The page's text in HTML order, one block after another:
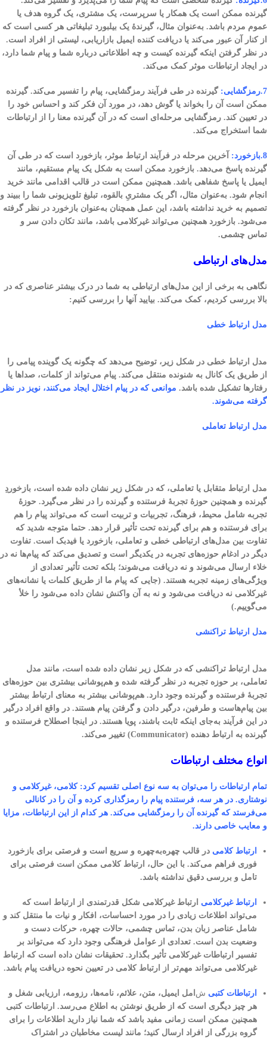
گیرنده ممکن است یک همکار یا سرپرست، یک مشتری، یک گروه هدف یا
عموم مردم باشد. به‌عنوان مثال، گیرندهٔ یک بیلبورد تبلیغاتی هر کسی است که
از کنار آن عبور می‌کند یا دریافت کننده ایمیل بازاریابی، لیستی از افراد است.
در نظر گرفتن اینکه گیرنده کیست و چه اطلاعاتی درباره شما و پیام شما دارد،
در ایجاد ارتباطات موثر کمک می‌کند.
7.رمزگشایی:
گیرنده در طی فرآیند رمزگشایی، پیام را تفسیر می‌کند. گیرنده
ممکن است آن را بخواند یا گوش دهد، در مورد آن فکر کند و احساس خود را
در تعیین کند. رمزگشایی مرحله‌ای است که در آن گیرنده معنا را از ارتباطات
شما استخراج می‌کند.
8.بازخورد:
آخرین مرحله در فرآیند ارتباط موثر، بازخورد است که در طی آن
گیرنده پاسخ می‌دهد. بازخورد ممکن است به شکل یک پیام مستقیم، مانند
ایمیل یا پاسخ شفاهی باشد. همچنین ممکن است در قالب اقدامی مانند خرید
انجام شود. به‌عنوان مثال، اگر یک مشتریِ بالقوه، تبلیغ تلویزیونی شما را ببیند و
تصمیم به خرید نداشته باشد، این عمل همچنان به‌عنوان بازخورد در نظر گرفته
می‌شود. بازخورد همچنین می‌تواند غیرکلامی باشد، مانند تکان دادن سر و
تماس چشمی.
مدل‌های ارتباطی
نگاهی به برخی از این مدل‌های ارتباطی به شما در درک بیشتر عناصری که در
بالا بررسی کردیم، کمک می‌کند. بیایید آنها را بررسی کنیم:
مدل ارتباط خطی
مدل ارتباط خطی در شکل زیر، توضیح می‌دهد که چگونه یک گوینده پیامی را
از طریق یک کانال به شنونده منتقل می‌کند. پیام می‌تواند از کلمات، صداها یا
رفتارها تشکیل شده باشد. موانعی که در پیام اختلال ایجاد می‌کنند، نویز در نظر
گرفته می‌شوند.
مدل ارتباط تعاملی
مدل ارتباط متقابل یا تعاملی، که در شکل زیر نشان داده شده است، بازخوردِ
گیرنده و همچنین حوزهٔ تجربهٔ فرستنده و گیرنده را در نظر می‌گیرد. حوزهٔ
تجربه شامل محیط، فرهنگ، تجربیات و تربیت است که می‌تواند پیام را هم
برای فرستنده و هم برای گیرنده تحت تأثیر قرار دهد. حتما متوجه شدید که
تفاوت بین مدل‌های ارتباطی خطی و تعاملی، بازخورد یا فیدبک است. تفاوت
دیگر در ادغام حوزه‌های تجربه در یکدیگر است و تصدیق می‌کند که پیام‌ها نه در
خلاء ارسال می‌شوند و نه دریافت می‌شوند؛ بلکه تحت تأثیر تعدادی از
ویژگی‌های زمینه تجربه هستند. (جایی که پیام ما از طریق کلمات یا نشانه‌های
غیرکلامی نه دریافت می‌شود و نه به آن واکنش نشان داده می‌شود را خلأ
می‌گوییم.)
مدل ارتباط تراکنشی
مدل ارتباط تراکنشی که در شکل زیر نشان داده شده است، مانند مدل
تعاملی، بر حوزه تجربه در نظر گرفته شده و هم‌پوشانی بیشتری بین حوزه‌های
تجربهٔ فرستنده و گیرنده وجود دارد. هم‌پوشانی بیشتر به معنای ارتباط بیشتر
بین پیام‌هاست و طرفین، درگیر دادن و گرفتن پیام هستند. در واقع افراد درگیر
در این فرآیند به‌جای اینکه ثابت باشند، پویا هستند. در اینجا اصطلاح فرستنده و
گیرنده به ارتباط دهنده (Communicator) تغییر می‌کند.
انواع مختلف ارتباطات
تمام ارتباطات را می‌توان به سه نوع اصلی تقسیم کرد: کلامی، غیرکلامی و
نوشتاری. در هر سه، فرستنده پیام را رمزگذاری کرده و آن را در کانالی
می‌فرستد که گیرنده آن را رمزگشایی می‌کند. هر کدام از این ارتباطات، مزایا
و معایب خاصی دارند.
ارتباط کلامی در قالب چهره‌به‌چهره و سریع است و فرصتی برای بازخورد
فوری فراهم می‌کند. با این حال، ارتباط کلامی ممکن است فرصتی برای
تامل و بررسی دقیق نداشته باشد.
ارتباط غیرکلامی ارتباط غیرکلامی شکل قدرتمندی از ارتباط است که
می‌تواند اطلاعات زیادی را در مورد احساسات، افکار و نیات ما منتقل کند و
شامل عناصر زبان بدن، تماس چشمی، حالات چهره، حرکات دست و
وضعیت بدن است. تعدادی از عوامل فرهنگی وجود دارد که می‌تواند بر
تفسیر ارتباطات غیرکلامی تأثیر بگذارد. تحقیقات نشان داده است که ارتباط
غیرکلامی می‌تواند مهم‌تر از ارتباط کلامی در تعیین نحوه دریافت پیام باشد.
ارتباطات کتبی ش امل ایمیل، متن، علائم، نامه‌ها، رزومه، ارزیابی شغل و
هر چیز دیگری است که از طریق نوشتن به اطلاع می‌رسد. ارتباطات کتبی
همچنین ممکن است زمانی مفید باشد که شما نیاز دارید اطلاعات را برای
گروه بزرگی از افراد ارسال کنید؛ مانند لیست مخاطبان در اشتراک